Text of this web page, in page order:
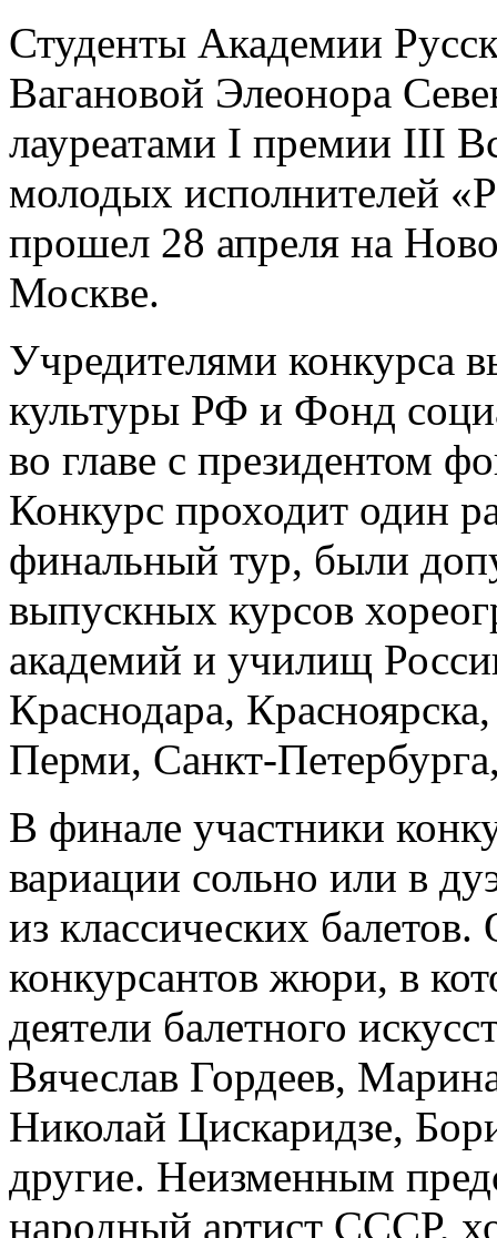
Студенты Академии
Вагановой Элеонора
лауреатами I премии III
молодых исполнителей
прошел 28 апреля на
Москве.
Учредителями конкурса
культуры РФ и Фонд
во главе с президентом
Конкурс проходит один
финальный тур, были
выпускных курсов
академий и училищ
Краснодара,
Перми, Санкт-
В финале участники
вариации сольно или в
из классических
конкурсантов жюри, в
деятели балетного
Вячеслав Гордеев,
Николай Цискаридзе,
другие. Неизменным
народный артист СССР,